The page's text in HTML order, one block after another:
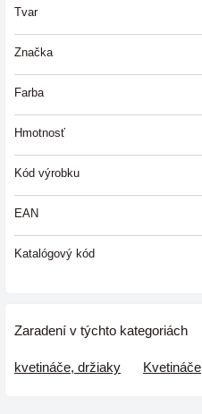
Tvar
Značka
Farba
Hmotnosť
Kód výrobku
EAN
Katalógový kód
Zaradení v týchto kategoriách
kvetináče, držiaky Kvetináče